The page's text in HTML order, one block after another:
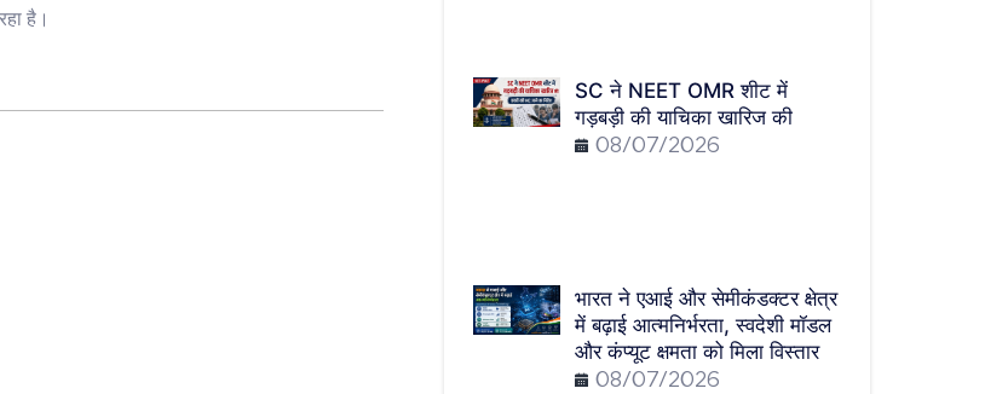
है।
SC ने NEET OMR शीट में
गड़बड़ी की याचिका खारिज की
08/07/2026
भारत ने एआई और सेमीकंडक्टर क्षेत्र
में बढ़ाई आत्मनिर्भरता, स्वदेशी मॉडल
और कंप्यूट क्षमता को मिला विस्तार
08/07/2026